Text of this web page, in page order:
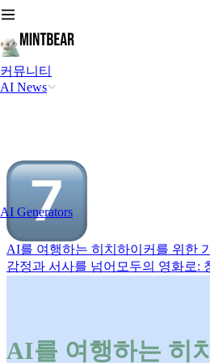
커뮤니티
AI News
AI Generators
AI를 여행하는 히치하이커를 위한
감정과 서사를 넘어 모두의 영화로:
AI를 여행하는 히